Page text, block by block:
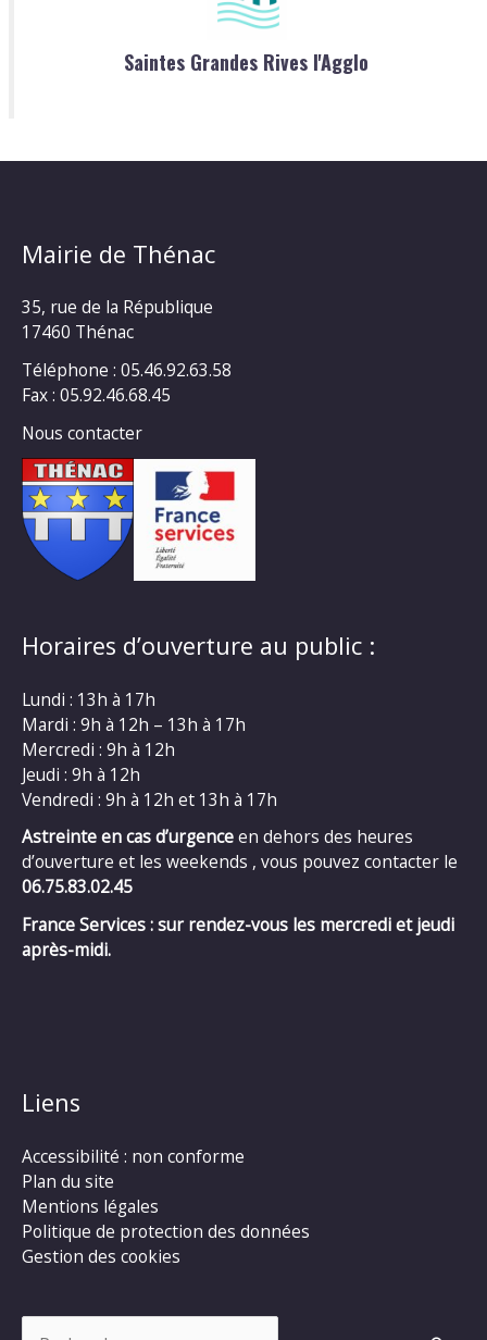
Saintes Grandes Rives l'Agglo
Mairie de Thénac
35, rue de la République
17460 Thénac
Téléphone : 05.46.92.63.58
Fax : 05.92.46.68.45
Nous contacter
Horaires d’ouverture au public :
Lundi : 13h à 17h
Mardi : 9h à 12h – 13h à 17h
Mercredi : 9h à 12h
Jeudi : 9h à 12h
Vendredi : 9h à 12h et 13h à 17h
Astreinte en cas d’urgenceen dehors des heures
d’ouverture et les weekends , vous pouvez contacter le
06.75.83.02.45
France Services : sur rendez-vous les mercredi et jeudi
après-midi.
Liens
Accessibilité : non conforme
Plan du site
Mentions légales
Politique de protection des données
Gestion des cookies